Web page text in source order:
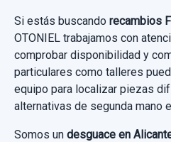
Ref:662493
40,00 €
Sin IVA, gastos de envío no
Si estás buscando recambios
OTONIEL trabajamos con
comprobar disponibilidad y
particulares como talleres
equipo para localizar piezas
alternativas de segunda mano
Somos un desguace en